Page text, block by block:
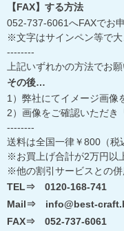
【FAX】する方法
052-737-6061へFAXでお
※文字はサインペン等で
--------
上記いずれかの方法でお願
その後…
1）弊社にてイメージ画像
2）画像をご確認いただき
--------
送料は全国一律￥800（税
※お買上げ合計が2万円以
※他の割引サービスとの
TEL⇒ 0120-168-741
Mail⇒ info@best-
FAX⇒ 052-737-6061